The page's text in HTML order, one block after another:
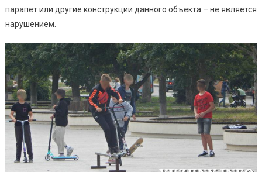
парапет или другие конструкции данного объекта – не является
нарушением.